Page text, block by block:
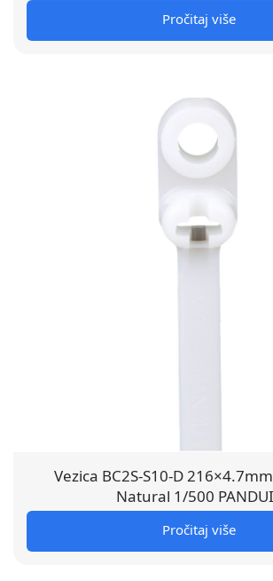
Pročitaj više
Vezica BC2S-S10-D
Natural 1/500
Pročitaj više